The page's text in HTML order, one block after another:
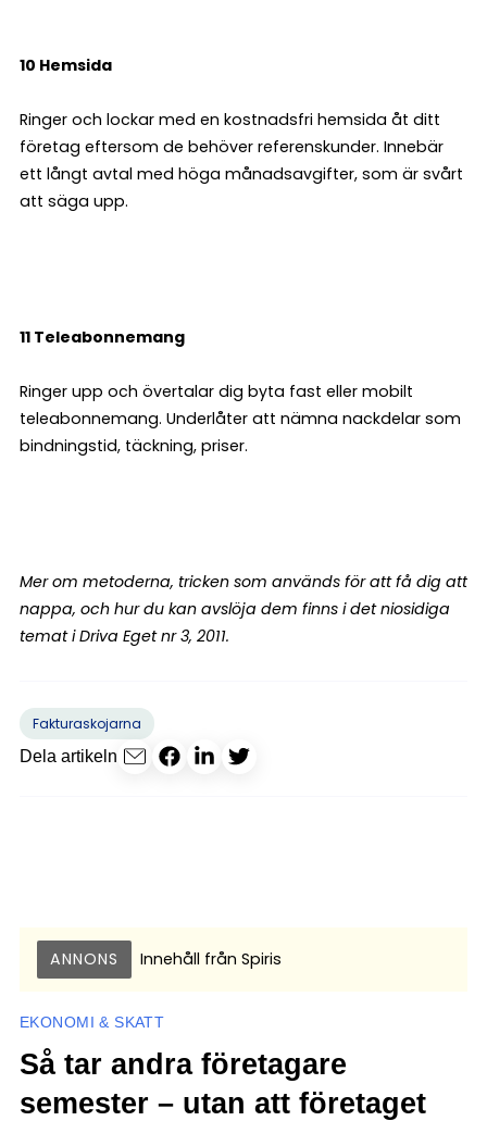
10 Hemsida
Ringer och lockar med en kostnadsfri hemsida åt ditt
företag eftersom de behöver referenskunder. Innebär
ett långt avtal med höga månadsavgifter, som är svårt
att säga upp.
11 Teleabonnemang
Ringer upp och övertalar dig byta fast eller mobilt
teleabonnemang. Underlåter att nämna nackdelar som
bindningstid, täckning, priser.
Mer om metoderna, tricken som används för att få dig att
nappa, och hur du kan avslöja dem finns i det niosidiga
temat i Driva Eget nr 3, 2011.
Fakturaskojarna
Dela artikeln
ANNONS Innehåll från Spiris
EKONOMI & SKATT
Så tar andra företagare
semester – utan att företaget